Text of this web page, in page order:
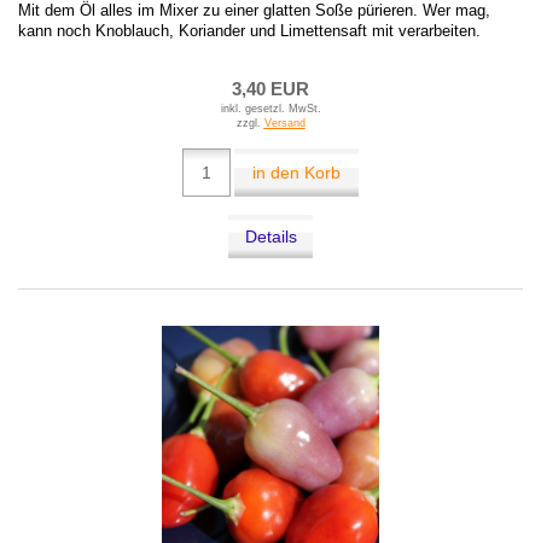
Mit dem Öl alles im Mixer zu einer glatten Soße pürieren. Wer mag,
kann noch Knoblauch, Koriander und Limettensaft mit verarbeiten.
3,40 EUR
inkl. gesetzl. MwSt.
zzgl. Versand
in den Korb
Details